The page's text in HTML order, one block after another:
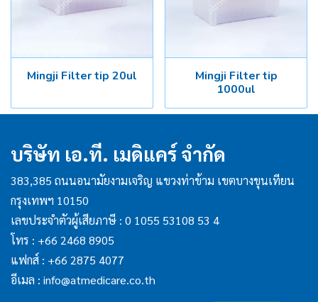
Mingji Filter tip 20ul
Mingji Filter tip
1000ul
บริษัท เอ.ที. เมดิแคร์ จำกัด
383,385 ถนนอนามัยงามเจริญ แขวงท่าข้าม เขตบางขุนเทียน
กรุงเทพฯ 10150
เลขประจำตัวผู้เสียภาษี : 0 1055 53108 53 4
โทร : +66 2468 8905
แฟกส์ : +66 2875 4077
อีเมล : info@atmedicare.co.th